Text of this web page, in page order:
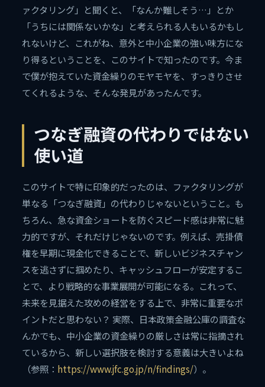
ァクタリング」と聞くと、「なんか難しそう…」とか
「うちには関係ないかな」と考えられる人もいるかもし
れないけど、これがね、意外と中小企業の強い味方にな
り得るということを、このサイトで知ったのです。今ま
で僕が抱えていた資金繰りのモヤモヤを、すっきりさせ
てくれるような、そんな発見があったんです。
つなぎ融資の代わりではない
使い道
このサイトで特に印象的だったのは、ファクタリングが
単なる「つなぎ融資」の代わりじゃないということ。も
ちろん、急な資金ショートを防ぐスピード感は非常に魅
力的ですが、それだけじゃないのです。例えば、売掛債
権を早期に現金化できることで、新しいビジネスチャン
スを逃さずに掴めたり、キャッシュフローが安定するこ
とで、より戦略的な事業展開が可能になる。これって、
未来を見据えた攻めの経営をする上で、非常に重要なポ
イントだと思わない？ 実際、日本政策金融公庫の調査な
んかでも、中小企業の資金繰りの厳しさは常に指摘され
ているから、新しい選択肢を検討する意義は大きいよね
（参照： https://www.jfc.go.jp/n/findings/）。